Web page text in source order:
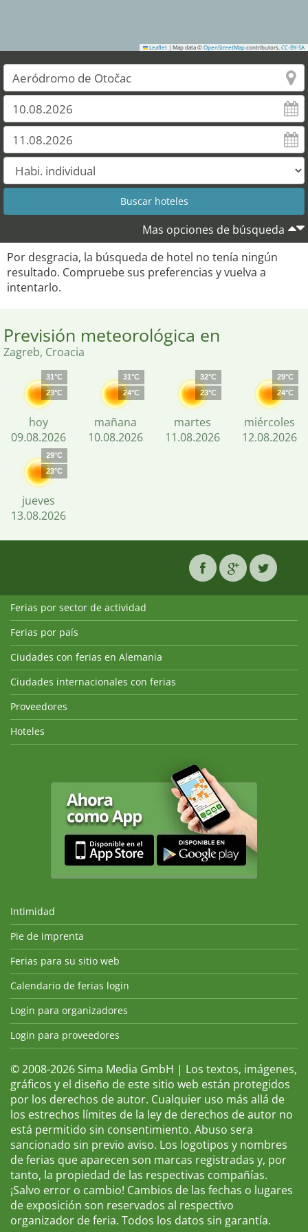
Leaflet | Map data © OpenStreetMap contributors, CC-BY-SA
Mas opciones de búsqueda
Por desgracia, la búsqueda de hotel no tenía ningún
resultado. Compruebe sus preferencias y vuelva a
intentarlo.
Previsión meteorológica en
Zagreb, Croacia
31°C
23°C
hoy
09.08.2026
31°C
24°C
mañana
10.08.2026
32°C
23°C
martes
11.08.2026
29°C
24°C
miércoles
12.08.2026
29°C
23°C
jueves
13.08.2026
Ferias por sector de actividad
Ferias por país
Ciudades con ferias en Alemania
Ciudades internacionales con ferias
Proveedores
Hoteles
Intimidad
Pie de imprenta
Ferias para su sitio web
Calendario de ferias login
Login para organizadores
Login para proveedores
© 2008-2026 Sima Media GmbH | Los textos, imágenes,
gráficos y el diseño de este sitio web están protegidos
por los derechos de autor. Cualquier uso más allá de
los estrechos límites de la ley de derechos de autor no
está permitido sin consentimiento. Abuso sera
sancionado sin previo aviso. Los logotipos y nombres
de ferias que aparecen son marcas registradas y, por
tanto, la propiedad de las respectivas compañías.
¡Salvo error o cambio! Cambios de las fechas o lugares
de exposición son reservados al respectivo
organizador de feria. Todos los datos sin garantía.